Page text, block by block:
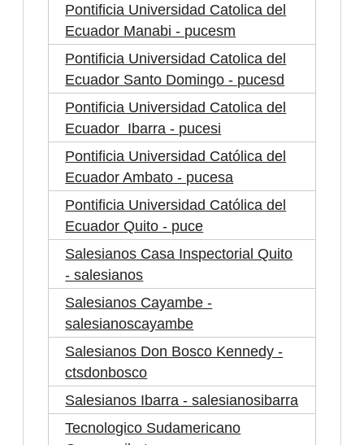
Pontificia Universidad Catolica del
Ecuador Manabi - pucesm
Pontificia Universidad Catolica del
Ecuador Santo Domingo - pucesd
Pontificia Universidad Catolica del
Ecuador Ibarra - pucesi
Pontificia Universidad Católica del
Ecuador Ambato - pucesa
Pontificia Universidad Católica del
Ecuador Quito - puce
Salesianos Casa Inspectorial Quito
- salesianos
Salesianos Cayambe -
salesianoscayambe
Salesianos Don Bosco Kennedy -
ctsdonbosco
Salesianos Ibarra - salesianosibarra
Tecnologico Sudamericano